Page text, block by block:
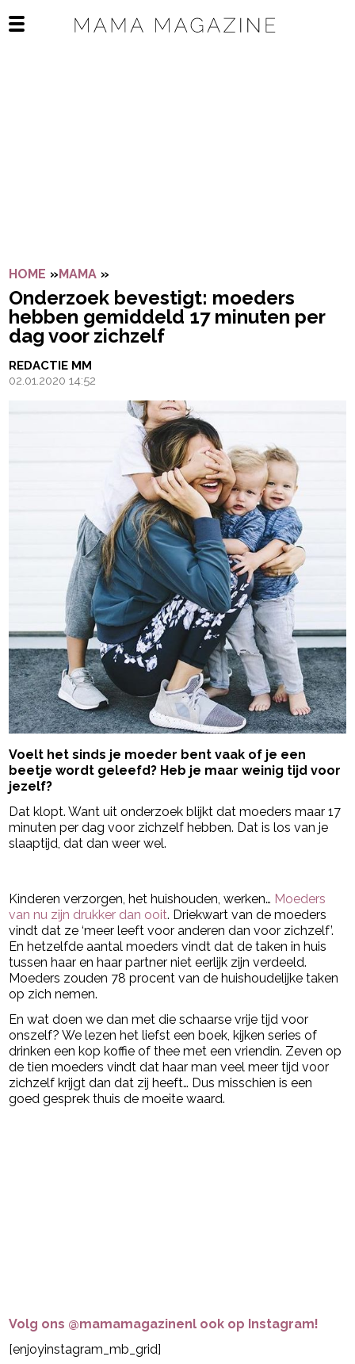
Open het mobiele menu
HOME »MAMA »
Onderzoek bevestigt: moeders
hebben gemiddeld 17 minuten per
dag voor zichzelf
REDACTIE MM
02.01.2020 14:52
Voelt het sinds je moeder bent vaak of je een
beetje wordt geleefd? Heb je maar weinig tijd voor
jezelf?
Dat klopt. Want uit onderzoek blijkt dat moeders maar 17
minuten per dag voor zichzelf hebben. Dat is los van je
slaaptijd, dat dan weer wel.
Kinderen verzorgen, het huishouden, werken… Moeders
van nu zijn drukker dan ooit. Driekwart van de moeders
vindt dat ze ‘meer leeft voor anderen dan voor zichzelf’.
En hetzelfde aantal moeders vindt dat de taken in huis
tussen haar en haar partner niet eerlijk zijn verdeeld.
Moeders zouden 78 procent van de huishoudelijke taken
op zich nemen.
En wat doen we dan met die schaarse vrije tijd voor
onszelf? We lezen het liefst een boek, kijken series of
drinken een kop koffie of thee met een vriendin. Zeven op
de tien moeders vindt dat haar man veel meer tijd voor
zichzelf krijgt dan dat zij heeft… Dus misschien is een
goed gesprek thuis de moeite waard.
Volg ons @mamamagazinenl ook op Instagram!
[enjoyinstagram_mb_grid]